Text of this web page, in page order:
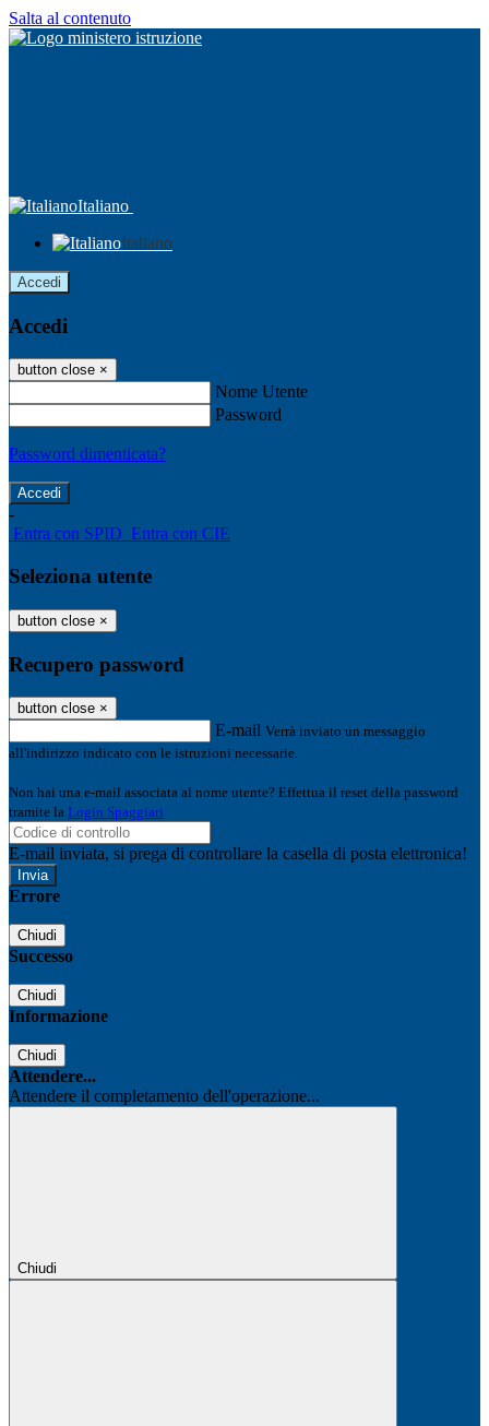
Salta al contenuto
Italiano
Italiano
Accedi
Accedi
button close ×
Nome Utente
Password
Password dimenticata?
-
Entra con SPID Entra con CIE
Seleziona utente
button close ×
Recupero password
button close ×
E-mail Verrà inviato un messaggio
all'indirizzo indicato con le istruzioni necessarie.
Non hai una e-mail associata al nome utente? Effettua il reset della password
tramite la Login Spaggiari
E-mail inviata, si prega di controllare la casella di posta elettronica!
Errore
Chiudi
Successo
Chiudi
Informazione
Chiudi
Attendere...
Attendere il completamento dell'operazione...
Chiudi